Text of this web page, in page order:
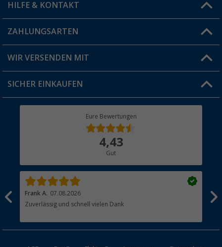
Vorteilskarte
Blog
Jobs & Karriere
HILFE & KONTAKT
FAQ & Kontakt
Versandinformationen
Rücksendung
ZAHLUNGSARTEN
WIR VERSENDEN MIT
SICHER EINKAUFEN
Eure Bewertungen
4,43
Gut
Frank A. 07.08.2026
Zuverlässig und schnell vielen Dank